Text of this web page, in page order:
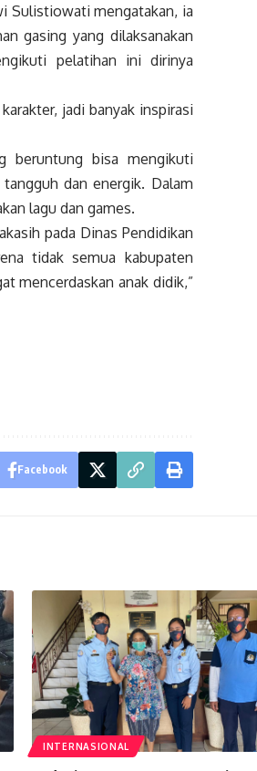
Sulistiowati mengatakan, ia
gasing yang dilaksanakan
pelatihan ini dirinya
jadi banyak inspirasi
beruntung bisa mengikuti
dan energik. Dalam
lagu dan games.
pada Dinas Pendidikan
tidak semua kabupaten
mencerdaskan anak didik,”
Facebook
INTERNASIONAL